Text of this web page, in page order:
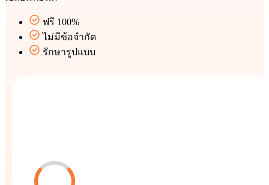
ฟรี 100%
ไม่มีข้อจำกัด
รักษารูปแบบ